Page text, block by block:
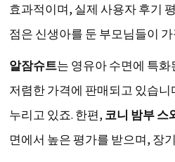
효과적이며, 실제 사용자 후기
점은 신생아를 둔 부모님들이
알잠슈트는 영유아 수면에 특화
저렴한 가격에 판매되고 있습
누리고 있죠. 한편, 코니 밤부 스
면에서 높은 평가를 받으며, 장